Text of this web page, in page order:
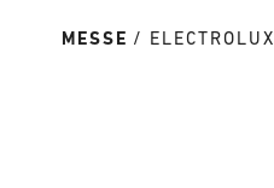
MESSE ELECTROLUX